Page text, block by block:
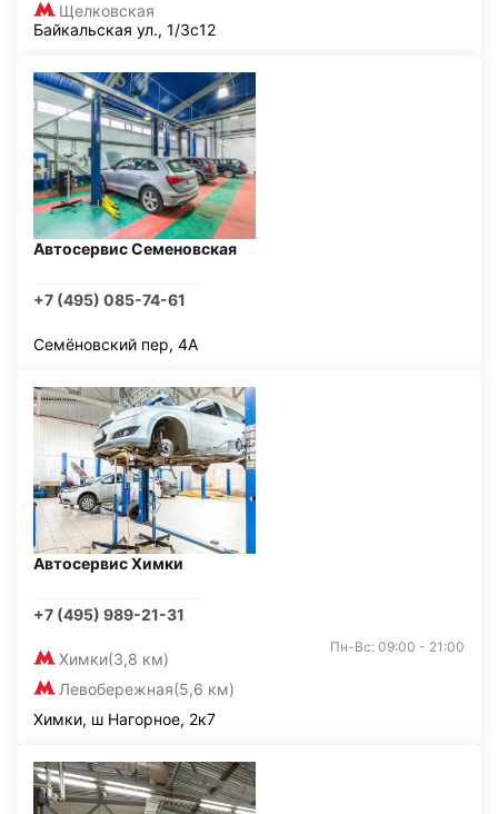
Щелковская
Байкальская ул., 1/3с12
Автосервис Семеновская
+7 (495) 085-74-61
Семёновский пер, 4А
Автосервис Химки
+7 (495) 989-21-31
Химки(3,8 км)
Левобережная(5,6 км)
Пн-Вс: 09:00 - 21:00
Химки, ш Нагорное, 2к7